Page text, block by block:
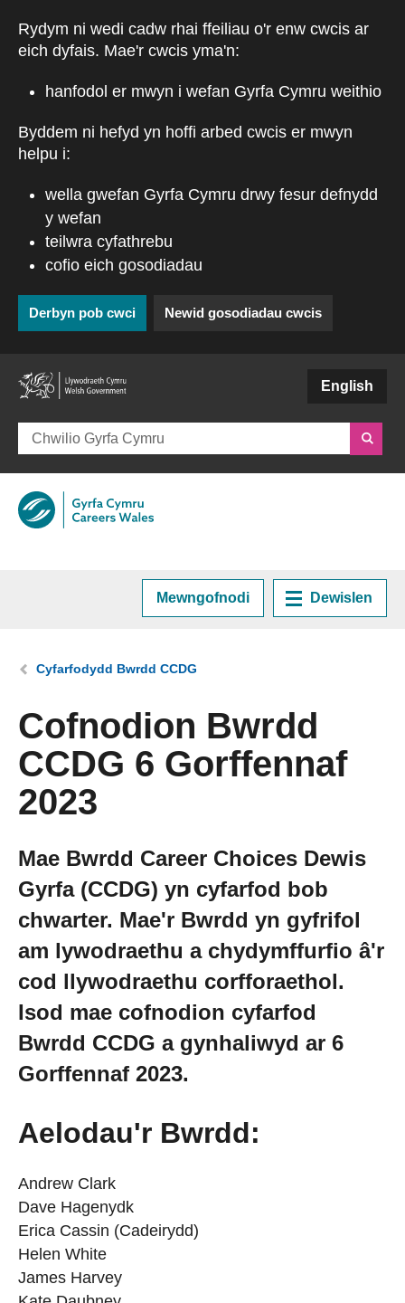
Rydym ni wedi cadw rhai ffeiliau o'r enw cwcis ar
eich dyfais. Mae'r cwcis yma'n:
hanfodol er mwyn i wefan Gyrfa Cymru weithio
Byddem ni hefyd yn hoffi arbed cwcis er mwyn
helpu i:
wella gwefan Gyrfa Cymru drwy fesur defnydd
y wefan
teilwra cyfathrebu
cofio eich gosodiadau
Derbyn pob cwci Newid gosodiadau cwcis
English
Mewngofnodi Dewislen
Cynllunio eich Gyrfa
Cyrsiau a Hyfforddiant
Prentisiaethau
Digwyddiadau
Newyddion
Amdanom ni
Gweithio i ni
Cysylltu â ni
Rydych chi yma:
Cyfarfodydd Bwrdd CCDG
Cofnodion Bwrdd
CCDG 6 Gorffennaf
2023
Mae Bwrdd Career Choices Dewis
Gyrfa (CCDG) yn cyfarfod bob
chwarter. Mae'r Bwrdd yn gyfrifol
am lywodraethu a chydymffurfio â'r
cod llywodraethu corfforaethol.
Isod mae cofnodion cyfarfod
Bwrdd CCDG a gynhaliwyd ar 6
Gorffennaf 2023.
Aelodau'r Bwrdd:
Andrew Clark
Dave Hagenydk
Erica Cassin (Cadeirydd)
Helen White
James Harvey